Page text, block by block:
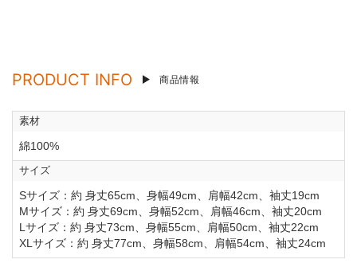
PRODUCT INFO 商品情報
素材
綿100%
サイズ
Sサイズ：約 身丈65cm、身幅49cm、肩幅42cm、袖丈19cm
Mサイズ：約 身丈69cm、身幅52cm、肩幅46cm、袖丈20cm
Lサイズ：約 身丈73cm、身幅55cm、肩幅50cm、袖丈22cm
XLサイズ：約 身丈77cm、身幅58cm、肩幅54cm、袖丈24cm